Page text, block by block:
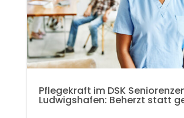
Pflegekraft im DSK
Ludwigshafen: Beherzt statt